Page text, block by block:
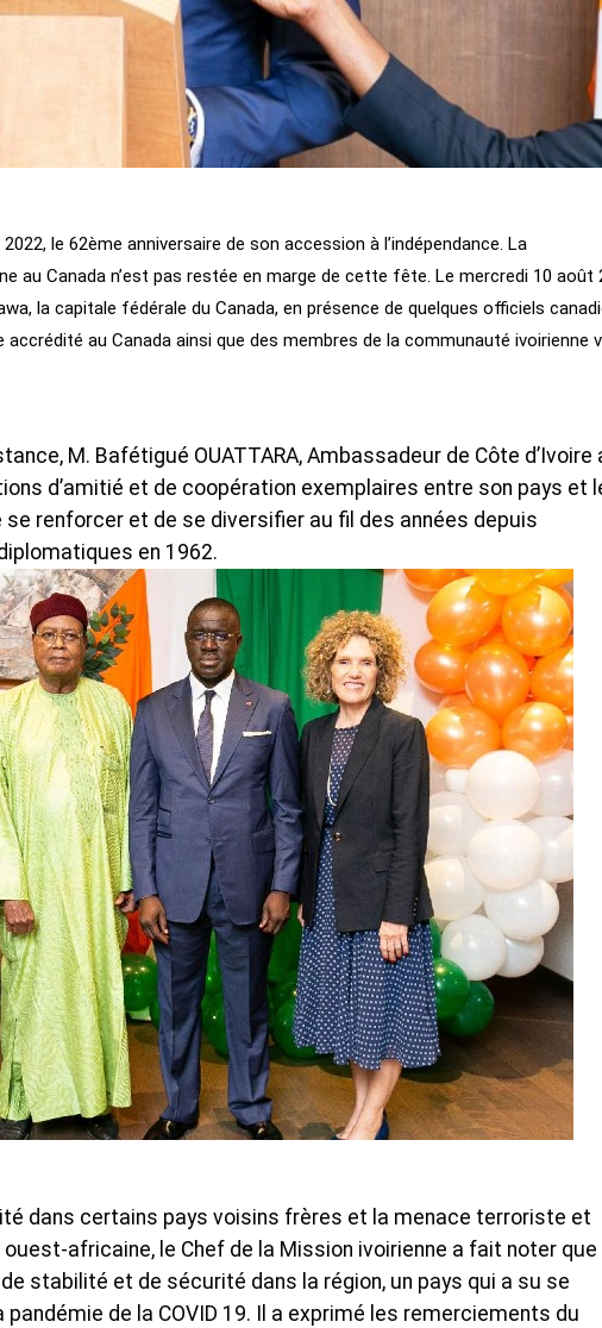
le 62ème anniversaire de son accession à l’indépendance. La
au Canada n’est pas restée en marge de cette fête. Le mercredi 10 août
la capitale fédérale du Canada, en présence de quelques officiels
au Canada ainsi que des membres de la communauté ivoirienne
M. Bafétigué OUATTARA, Ambassadeur de Côte d’Ivoire
d’amitié et de coopération exemplaires entre son pays et
se renforcer et de se diversifier au fil des années depuis
en 1962.
dans certains pays voisins frères et la menace terroriste et
africaine, le Chef de la Mission ivoirienne a fait noter que
stabilité et de sécurité dans la région, un pays qui a su se
de la COVID 19. Il a exprimé les remerciements du